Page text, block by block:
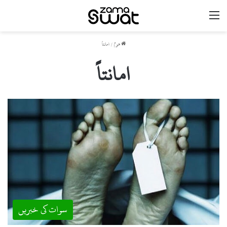
ھوم / امانتاً
امانتاً
سوات کی خبریں